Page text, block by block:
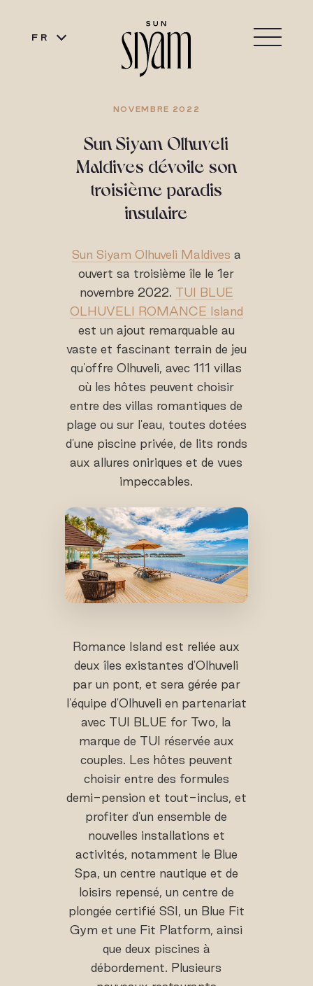
FR
NOVEMBRE 2022
Sun Siyam Olhuveli
Maldives dévoile son
troisième paradis
insulaire
Sun Siyam Olhuveli Maldives a
ouvert sa troisième île le 1er
novembre 2022. TUI BLUE
OLHUVELI ROMANCE Island
est un ajout remarquable au
vaste et fascinant terrain de jeu
qu'offre Olhuveli, avec 111 villas
où les hôtes peuvent choisir
entre des villas romantiques de
plage ou sur l'eau, toutes dotées
d'une piscine privée, de lits ronds
aux allures oniriques et de vues
impeccables.
Romance Island est reliée aux
deux îles existantes d'Olhuveli
par un pont, et sera gérée par
l'équipe d'Olhuveli en partenariat
avec TUI BLUE for Two, la
marque de TUI réservée aux
couples. Les hôtes peuvent
choisir entre des formules
demi-pension et tout-inclus, et
profiter d'un ensemble de
nouvelles installations et
activités, notamment le Blue
Spa, un centre nautique et de
loisirs repensé, un centre de
plongée certifié SSI, un Blue Fit
Gym et une Fit Platform, ainsi
que deux piscines à
débordement. Plusieurs